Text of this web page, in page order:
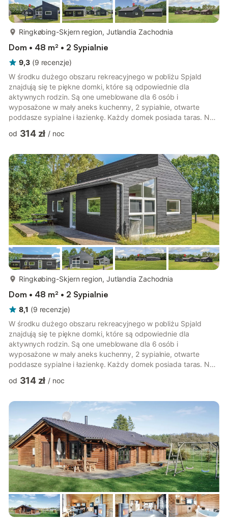
więcej...
Ringkøbing-Skjern region, Jutlandia Zachodnia
Dom • 48 m² • 2 Sypialnie
9,3 (9 recenzje)
W środku dużego obszaru rekreacyjnego w pobliżu Spjald
znajdują się te piękne domki, które są odpowiednie dla
aktywnych rodzin. Są one umeblowane dla 6 osób i
wyposażone w mały aneks kuchenny, 2 sypialnie, otwarte
poddasze sypialne i łazienkę. Każdy domek posiada taras. Na
gry w piłkę oraz basen, z którego można korzystać po
zapleczem handlowym, osadzone w pięknej przyrodzie. Godna
polecenia jest wycieczka do Ringkøbing. Zobacz też:
C80634+636+658+659+660.
od 314 zł / noc
więcej...
Ringkøbing-Skjern region, Jutlandia Zachodnia
Dom • 48 m² • 2 Sypialnie
8,1 (9 recenzje)
W środku dużego obszaru rekreacyjnego w pobliżu Spjald
znajdują się te piękne domki, które są odpowiednie dla
aktywnych rodzin. Są one umeblowane dla 6 osób i
wyposażone w mały aneks kuchenny, 2 sypialnie, otwarte
poddasze sypialne i łazienkę. Każdy domek posiada taras. Na
gry w piłkę oraz basen, z którego można korzystać po
zapleczem handlowym, osadzone w pięknej przyrodzie. Godna
polecenia jest wycieczka do Ringkøbing. Zobacz też:
C80634+635+636+658+660.
od 314 zł / noc